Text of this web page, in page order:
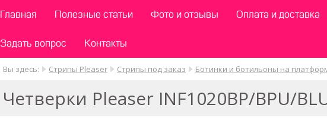
Главная Полезные статьи Фото и отзывы Оплата и доставка
Задать вопрос Контакты
Вы здесь: Стрипы Pleaser Стрипы под заказ Ботинки и ботильоны на
Четверки Pleaser INF1020BP/BPU/